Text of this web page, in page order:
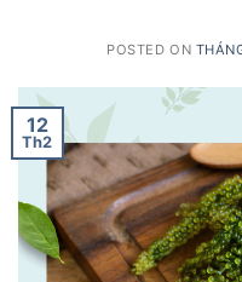
POSTED ON
12
Th2